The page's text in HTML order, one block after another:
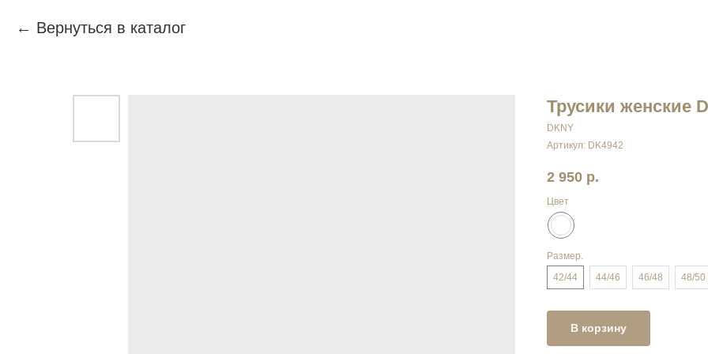
Вернуться в каталог
Трусики женские
DKNY
Артикул: DK4942
2 950 р.
Цвет
Размер.
42/44
44/46 46/48 48/50
В корзину